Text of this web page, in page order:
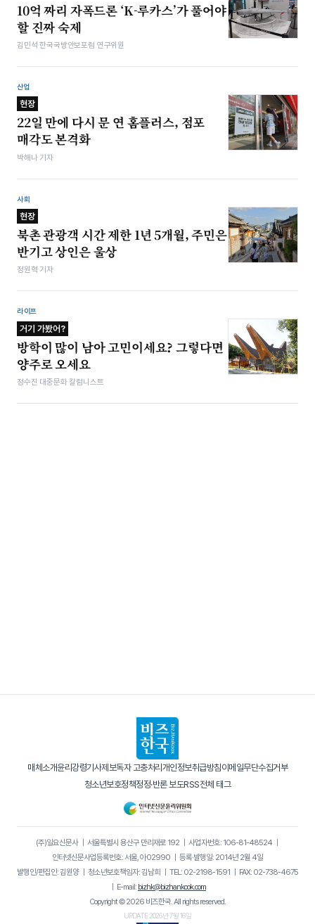
10억 짜리 자폭드론 ‘K-루카스’가 풀어야
할 진짜 숙제
김민석 한국국방안보포럼 연구위원
산업
현장
22일 만에 다시 문 연 홈플러스, 점포
매각도 본격화
박해나 기자
사회
현장
북촌 관광객 시간 제한 1년 5개월, 주민은
반기고 상인은 울상
정원혁 기자
라이프
거기 가봤어?
방학이 많이 남아 고민이세요? 그렇다면
양주로 오세요
정수진 대중문화 칼럼니스트
매체소개윤리강령기사제보독자 고충처리 개인정보취급방침이메일무단수집거부
청소년보호정책정정·반론 보도RSS전체 태그
(주)일요신문사｜ 서울특별시 용산구 만리재로 192｜ 사업자번호: 106-81-48524｜
인터넷신문사업등록번호: 서울, 아02990 ｜ 등록·발행일: 2014년 2월 4일
발행인/편집인: 김원양｜ 청소년보호책임자: 김남희 ｜ TEL: 02-2198-1591 ｜ FAX: 02-738-4675
｜ E-mail: bizhk@bizhankook.com
Copyright © 2026 비즈한국. All rights reserved.
UPDATE 2026년 7월 16일